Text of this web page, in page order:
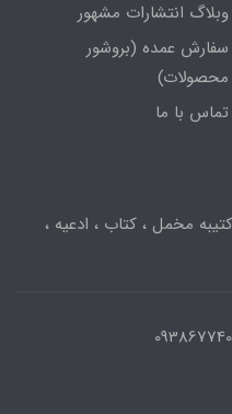
وبلاگ انتشارات مشهور
سفارش عمده (بروشور
محصولات)
تماس با ما
مخمل ، کتاب ، ادعیه ،